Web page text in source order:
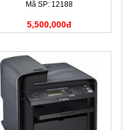
Mã SP: 12188
5,500,000đ